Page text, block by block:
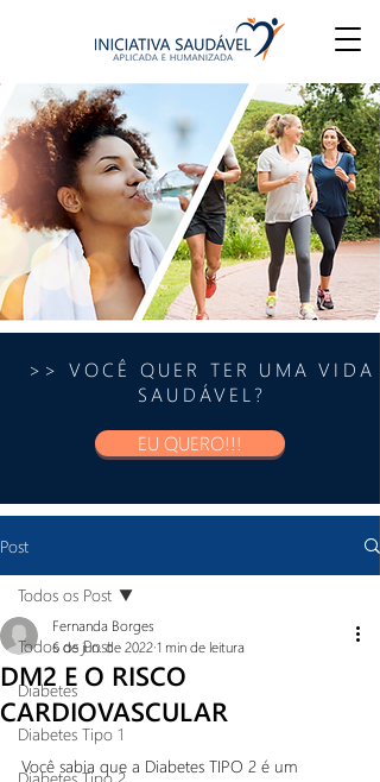
>> VOCÊ QUER TER UMA VIDA
SAUDÁVEL?
EU QUERO!!!
Post
Todos os Post
Diabetes
Diabetes Tipo 1
Todos os Post
DM2 E O RISCO
CARDIOVASCULAR
Fernanda Borges
6 de jun. de 20221 min de leitura
Você sabia que a Diabetes TIPO 2 é um